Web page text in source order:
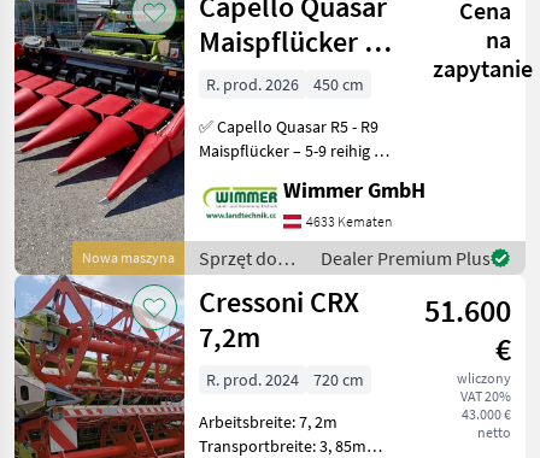
hydrau
uprawne /
Tecnomais
Nowa maszyna
Maispflücker R5-
R9 klappbar/ F4-
F8 starr
Cena
na
zapytanie
R. prod. 2026
450 cm
✅ Capello Quasar R5 - R9
Maispflücker – 5-9 reihig &
Quasar F4 - F8 Maispflücker
– 4-8 reihig & starr ✅ Der
Capello Quasar ist ein
leistungs
Wimmer GmbH
4633 Kematen
Sprzęt do
zbioru pole
uprawne /
Capello
Dealer Premium Plus
Cressoni CRX
7,2m
51.600
€
wliczony
VAT 20%
43.000 €
netto
R. prod. 2024
720 cm
Arbeitsbreite: 7, 2m
Transportbreite: 3, 85m